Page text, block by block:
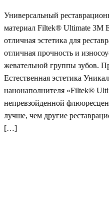
Универсальный
материал Filtek® Ultimate 3M
отличная эстетика для
отличная прочность и
жевательной группы зубов.
Естественная эстетика
нанонаполнителя «Filtek®
непревзойденной
лучше, чем другие
[…]